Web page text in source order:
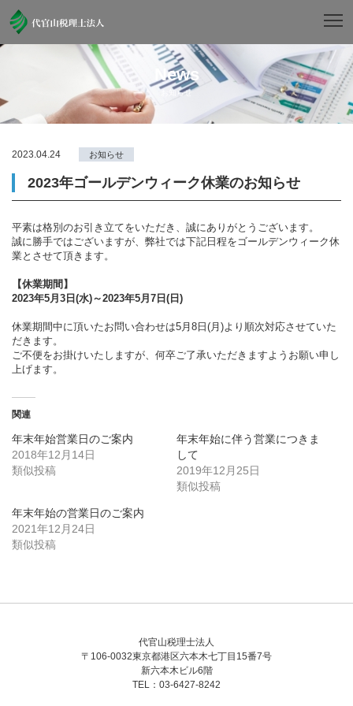
News
お知らせ
2023.04.24 お知らせ
2023年ゴールデンウィーク休業のお知らせ
平素は格別のお引き立てをいただき、誠にありがとうございます。
誠に勝手ではございますが、弊社では下記日程をゴールデンウィーク休
業とさせて頂きます。
【休業期間】
2023年5月3日(水)～2023年5月7日(日)
休業期間中に頂いたお問い合わせは5月8日(月)より順次対応させていた
だきます。
ご不便をお掛けいたしますが、何卒ご了承いただきますようお願い申し
上げます。
関連
年末年始営業日のご案内
2018年12月14日
類似投稿
年末年始に伴う営業につきま
して
2019年12月25日
類似投稿
年末年始の営業日のご案内
2021年12月24日
類似投稿
代官山税理士法人
〒106-0032東京都港区六本木七丁目15番7号
新六本木ビル6階
TEL：03-6427-8242